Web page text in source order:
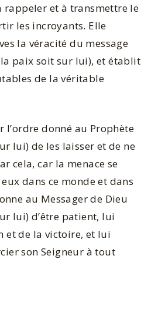
rappeler et à transmettre le
les incroyants. Elle
la véracité du message
paix soit sur lui), et établit
de la véritable
l’ordre donné au Prophète
lui) de les laisser et de ne
cela, car la menace se
dans ce monde et dans
au Messager de Dieu
lui) d’être patient, lui
et de la victoire, et lui
son Seigneur à tout